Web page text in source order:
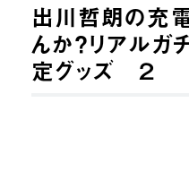
出川哲朗の充
んか？リアル
定グッズ ２